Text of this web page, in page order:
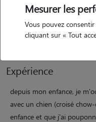
consignes. j'ai hâte de
pouvoir, un jour, accueillir
contacter pour toute
Expérience
depuis mon enfance, je
avec un chien (croisé
enfance et que j'ai
Mesurer les
Vous pouvez
cliquant sur « Tout